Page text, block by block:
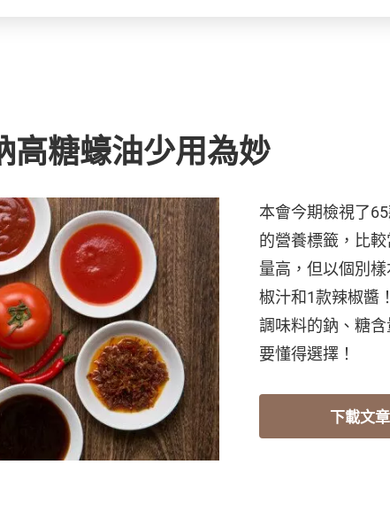
高糖蠔油少用為妙
本會今期檢視了
的營養標籤，比
量高，但以個別
椒汁和1款辣椒醬
調味料的鈉、糖
要懂得選擇！
下載文章